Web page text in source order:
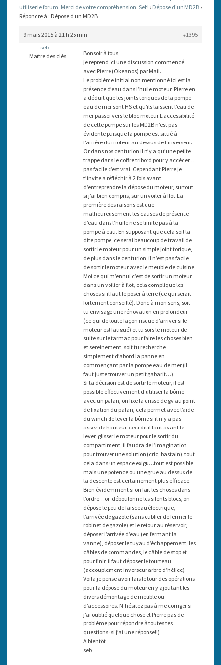
utiliser le forum. Merci de votre compréhension. Seb! › Dépose d'un MD2B ›
Répondre à : Dépose d'un MD2B
9 mars 2015 à 21 h 25 min
#1395
seb
Maître des clés
Bonsoir à tous,
je reprend ici une discussion commencé
avec Pierre (Okeanos) par Mail.
Le problème initial non mentionné ici est la
présence d’eau dans l’huile moteur. Pierre en
a déduit que les joints toriques de la pompe
eau de mer sont HS et qu’ils laissent l’eau de
mer passer vers le bloc moteur.L’accessibilité
de cette pompe sur les MD2B n’est pas
évidente puisque la pompe est situé à
l’arrière du moteur au dessus de l’inverseur.
Or dans nos centurion il n’y a qu’une petite
trappe dans le coffre tribord pour y accéder…
pas facile c’est vrai. Cependant Pierre je
t’invite a réfléchir à 2 fois avant
d’entreprendre la dépose du moteur, surtout
si j’ai bien compris, sur un voiler à flot.La
première des raisons est que
malheureusement les causes de présence
d’eau dans l’huile ne se limite pas à la
pompe à eau. En supposant que cela soit la
dite pompe, ce serai beaucoup de travail de
sortir le moteur pour un simple joint torique,
de plus dans le centurion, il n’est pas facile
de sortir le moteur avec le meuble de cuisine.
Moi ce qui m’ennui c’est de sortir un moteur
dans un voilier à flot, cela complique les
choses si il faut le poser à terre (ce qui serait
fortement conseillé). Donc à mon sens, soit
tu envisage une rénovation en profondeur
(ce qui de toute façon risque d’arriver si le
moteur est fatigué) et tu sors le moteur de
suite sur le tarmac pour faire les choses bien
et sereinement, soit tu recherche
simplement d’abord la panne en
commençant par la pompe eau de mer (il
faut juste trouver un petit gabarit…).
Si ta décision est de sortir le moteur, il est
possible effectivement d’utiliser la bôme
avec un palan, on fixe la drisse de gv au point
de fixation du palan, cela permet avec l’aide
du winch de lever la bôme si il n’y a pas
assez de hauteur. ceci dit il faut avant le
lever, glisser le moteur pour le sortir du
compartiment, il faudra de l’imagination
pour trouver une solution (cric, bastain), tout
cela dans un espace exigu…tout est possible
mais une potence ou une grue au dessus de
la descente est certainement plus efficace.
Bien évidemment si on fait les choses dans
l’ordre…on déboulonne les silents blocs, on
dépose le peu de faisceau électrique,
l’arrivée de gazole (sans oublier de fermer le
robinet de gazole) et le retour au réservoir,
déposer l’arrivée d’eau (en fermant la
vanne), déposer le tuyau d’échappement, les
câbles de commandes, le câble de stop et
pour finir, il faut déposer le tourteau
(accouplement inverseur arbre d’hélice).
Voila je pense avoir fais le tour des opérations
pour la dépose du moteur en y ajoutant les
divers démontage de meuble ou
d’accessoires. N’hésitez pas à me corriger si
j’ai oublié quelque chose et Pierre pas de
problème pour répondre à toutes tes
questions (si j’ai une réponse!!)
A bientôt
seb